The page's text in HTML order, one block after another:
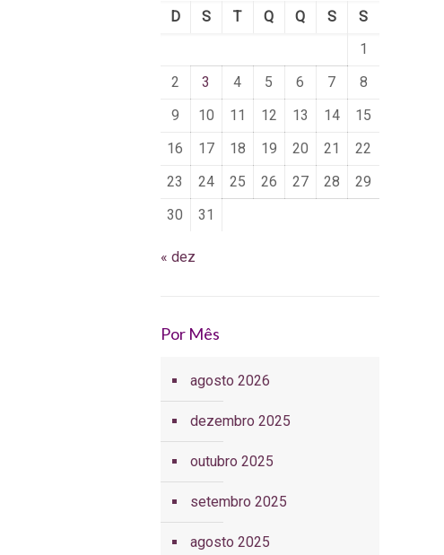
D S T Q Q S
S
1
2
3 4 5 6 7
8
9
10 11 12 13 14
15
16
17 18 19 20 21
22
23
24 25 26 27 28
29
30
31
« dez
Por Mês
agosto 2026
dezembro 2025
outubro 2025
setembro 2025
agosto 2025